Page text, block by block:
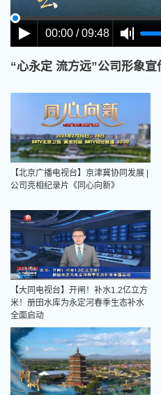
00:00 / 09:48
“心永定 流方远”公司形象宣
【北京广播电视台】京津冀协同发展 |
公司亮相纪录片《同心向新》
【大同电视台】开闸！补水1.2亿立方
米！册田水库为永定河春季生态补水
全面启动